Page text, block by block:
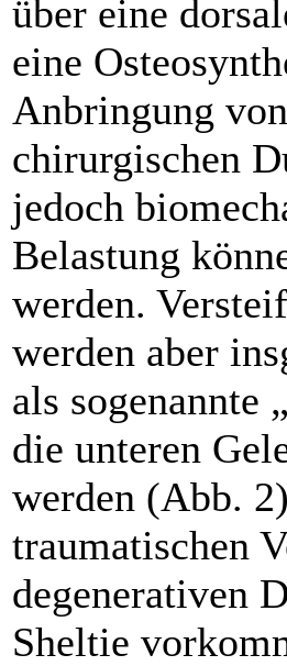
über eine
eine
Anbringung
chirurgischen
jedoch
Belastung
werden.
werden aber
als sogenannte
die unteren
werden (Abb.
traumatischen
degenerativen
Sheltie